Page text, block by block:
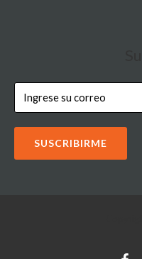
SUSCRIBIRME